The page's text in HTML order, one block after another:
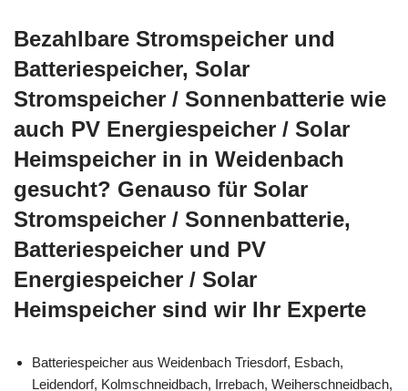
Bezahlbare Stromspeicher und
Batteriespeicher, Solar
Stromspeicher / Sonnenbatterie wie
auch PV Energiespeicher / Solar
Heimspeicher in in Weidenbach
gesucht? Genauso für Solar
Stromspeicher / Sonnenbatterie,
Batteriespeicher und PV
Energiespeicher / Solar
Heimspeicher sind wir Ihr Experte
Batteriespeicher aus Weidenbach Triesdorf, Esbach,
Leidendorf, Kolmschneidbach, Irrebach, Weiherschneidbach,